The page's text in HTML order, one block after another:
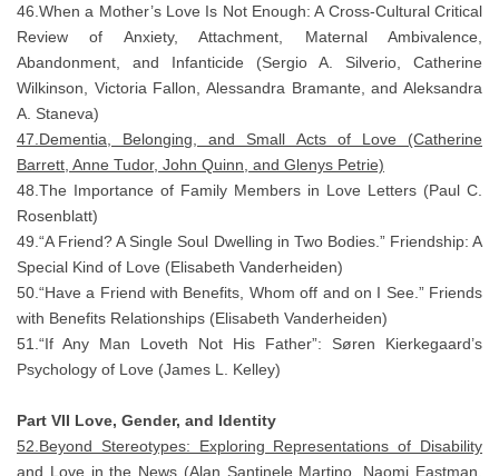
46.When a Mother’s Love Is Not Enough: A Cross-Cultural Critical
Review of Anxiety, Attachment, Maternal Ambivalence,
Abandonment, and Infanticide (Sergio A. Silverio, Catherine
Wilkinson, Victoria Fallon, Alessandra Bramante, and Aleksandra
A. Staneva)
47.Dementia, Belonging, and Small Acts of Love (Catherine
Barrett, Anne Tudor, John Quinn, and Glenys Petrie)
48.The Importance of Family Members in Love Letters (Paul C.
Rosenblatt)
49.“A Friend? A Single Soul Dwelling in Two Bodies.” Friendship: A
Special Kind of Love (Elisabeth Vanderheiden)
50.“Have a Friend with Benefits, Whom off and on I See.” Friends
with Benefits Relationships (Elisabeth Vanderheiden)
51.“If Any Man Loveth Not His Father”: Søren Kierkegaard’s
Psychology of Love (James L. Kelley)
Part VII Love, Gender, and Identity
52.Beyond Stereotypes: Exploring Representations of Disability
and Love in the News (Alan Santinele Martino, Naomi Eastman,